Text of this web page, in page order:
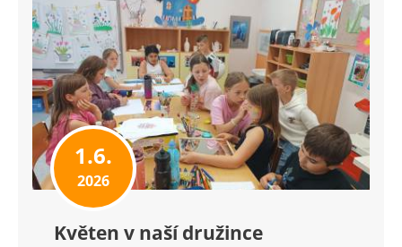
1.6.
2026
Květen v naší družince